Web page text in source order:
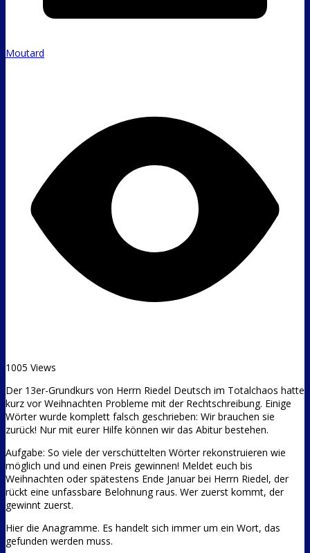
Moutard
1005 Views
Der 13er-Grundkurs von Herrn Riedel Deutsch im Totalchaos hatte
kurz vor Weihnachten Probleme mit der Rechtschreibung. Einige
Wörter wurde komplett falsch geschrieben: Wir brauchen sie
zurück! Nur mit eurer Hilfe können wir das Abitur bestehen.
Aufgabe: So viele der verschüttelten Wörter rekonstruieren wie
möglich und und einen Preis gewinnen! Meldet euch bis
Weihnachten oder spätestens Ende Januar bei Herrn Riedel, der
rückt eine unfassbare Belohnung raus. Wer zuerst kommt, der
gewinnt zuerst.
Hier die Anagramme. Es handelt sich immer um ein Wort, das
gefunden werden muss.